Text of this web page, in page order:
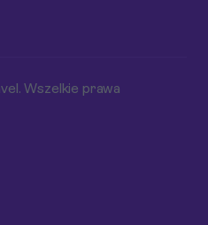
Wszelkie prawa